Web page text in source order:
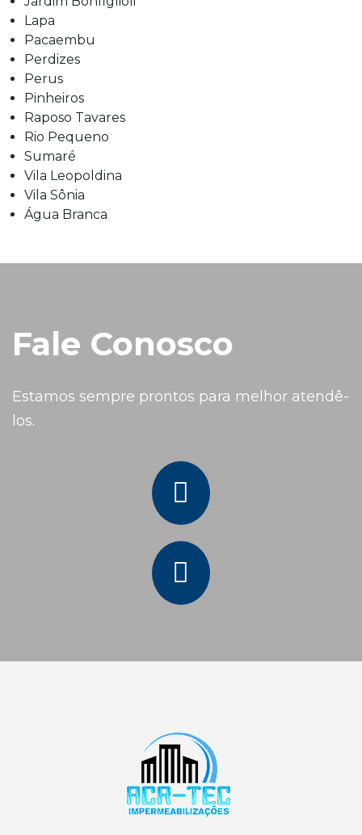
Lapa
Pacaembu
Perdizes
Perus
Pinheiros
Raposo Tavares
Rio Pequeno
Sumaré
Vila Leopoldina
Vila Sônia
Água Branca
Fale Conosco
Estamos sempre prontos para melhor atendê-
los.